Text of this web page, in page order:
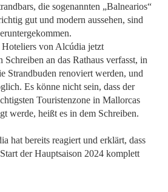
die sogenannten „Balnearios“
gut und modern aussehen, sind
von Alcúdia jetzt
Schreiben an das Rathaus verfasst, in
Strandbuden renoviert werden, und
Es könne nicht sein, dass der
Touristenzone in Mallorcas
werde, heißt es in dem Schreiben.
hat bereits reagiert und erklärt, dass
der Hauptsaison 2024 komplett